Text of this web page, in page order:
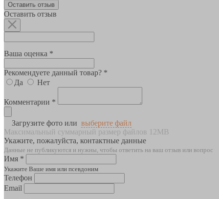
Оставить отзыв
Оставить отзыв
Ваша оценка *
Рекомендуете данный товар? *
Да
Нет
Комментарии *
Загрузите фото или выберите файл
Максимальный суммарный размер файлов 12MB
Укажите, пожалуйста, контактные данные
Данные не публикуются и нужны, чтобы ответить на ваш отзыв или вопрос
Имя *
Укажите Ваше имя или псевдоним
Телефон
Email